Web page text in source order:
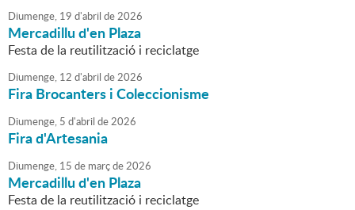
Diumenge, 19 d'abril de2026
Mercadillu d'en Plaza
Festa de la reutilització i reciclatge
Diumenge, 12 d'abril de2026
Fira Brocanters i Coleccionisme
Diumenge, 5 d'abril de2026
Fira d'Artesania
Diumenge, 15 de marçde2026
Mercadillu d'en Plaza
Festa de la reutilització i reciclatge